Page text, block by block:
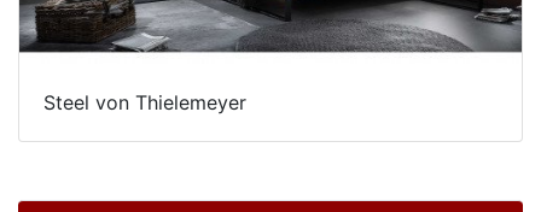
Steel von Thielemeyer